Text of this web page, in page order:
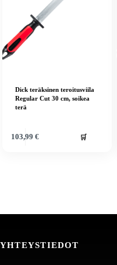
Dick teräksinen teroitusviila
Regular Cut 30 cm, soikea
terä
103,99€ 🛒
YHTEYSTIEDOT